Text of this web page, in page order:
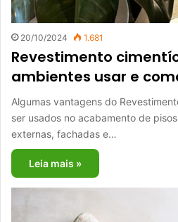
20/10/2024 1.681
Revestimento
ambientes usar e
Algumas vantagens do
ser usados no acabamento de
externas, fachadas e…
Leia mais »